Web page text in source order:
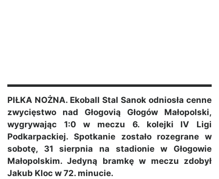
PIŁKA NOŻNA. Ekoball Stal Sanok odniosła cenne
zwycięstwo nad Głogovią Głogów Małopolski,
wygrywając 1:0 w meczu 6. kolejki IV Ligi
Podkarpackiej. Spotkanie zostało rozegrane w
sobotę, 31 sierpnia na stadionie w Głogowie
Małopolskim. Jedyną bramkę w meczu zdobył
Jakub Kloc w 72. minucie.